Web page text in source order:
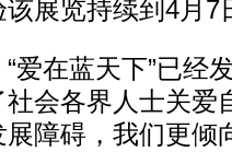
展览持续到4月7
在蓝天下”已经
会各界人士关爱
障碍，我们更倾